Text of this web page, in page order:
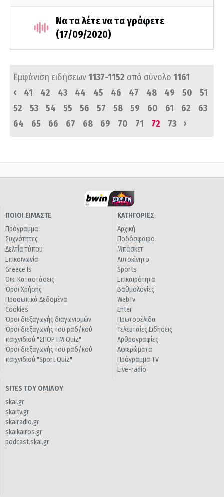
Να τα λέτε να τα γράφετε
(17/09/2020)
Εμφάνιση ειδήσεων1137-1152 από σύνολο 1161
‹
41 42 43 44 45 46 47 48 49 50
51
52
53 54 55 56 57 58 59 60 61 62
63
64
65 66 67 68 69 70 71 72 73 ›
ΠΟΙΟΙ ΕΙΜΑΣΤΕ
Πρόγραμμα
Συχνότητες
Δελτία τύπου
Επικοινωνία
Greece Is
Οικ. Καταστάσεις
Όροι Χρήσης
Προσωπικά Δεδομένα
Cookies
Όροι διεξαγωγής διαγωνισμών
Όροι διεξαγωγής του ραδ/κού
παιχνιδιού "ΣΠΟΡ FM Quiz"
Όροι διεξαγωγής του ραδ/κού
παιχνιδιού "Sport Quiz"
ΚΑΤΗΓΟΡΙΕΣ
Αρχική
Ποδόσφαιρο
Μπάσκετ
Αυτοκίνητο
Sports
Επικαιρότητα
Βαθμολογίες
WebTv
Enter
Πρωτοσέλιδα
Τελευταίες Ειδήσεις
Αρθρογραφίες
Αφιερώματα
Πρόγραμμα TV
Live-radio
SITES ΤΟΥ ΟΜΙΛΟΥ
skai.gr
skaitv.gr
skairadio.gr
skaikairos.gr
podcast.skai.gr